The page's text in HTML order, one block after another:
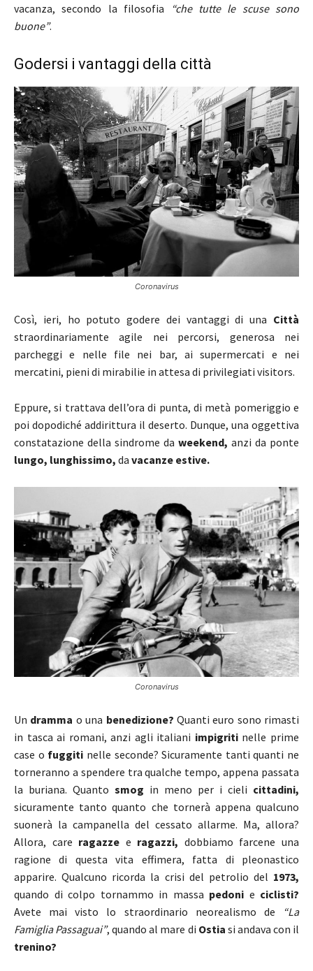
vacanza, secondo la filosofia
“che tutte le scuse sono
buone”.
Godersi i vantaggi della città
Coronavirus
Così, ieri, ho potuto godere dei vantaggi di una Città
straordinariamente agile nei percorsi, generosa nei
parcheggi e nelle file nei bar, ai supermercati e nei
mercatini, pieni di mirabilie in attesa di privilegiati visitors.
Eppure, si trattava dell’ora di punta, di metà pomeriggio e
poi dopodiché addirittura il deserto. Dunque, una oggettiva
constatazione della sindrome da weekend, anzi da ponte
lungo, lunghissimo, da vacanze estive.
Coronavirus
Un dramma o una benedizione? Quanti euro sono rimasti
in tasca ai romani, anzi agli italiani impigritinelle prime
case o fuggiti nelle seconde? Sicuramente tanti quanti ne
torneranno a spendere tra qualche tempo, appena passata
la buriana. Quanto smog in meno per i cieli cittadini,
sicuramente tanto quanto che tornerà appena qualcuno
suonerà la campanella del cessato allarme. Ma, allora?
Allora, care ragazze e ragazzi, dobbiamo farcene una
ragione di questa vita effimera, fatta di pleonastico
apparire. Qualcuno ricorda la crisi del petrolio del 1973,
quando di colpo tornammo in massa pedoni e ciclisti?
Avete mai visto lo straordinario neorealismo de
“La
Famiglia Passaguai”, quando al mare di Ostia si andava con il
trenino?